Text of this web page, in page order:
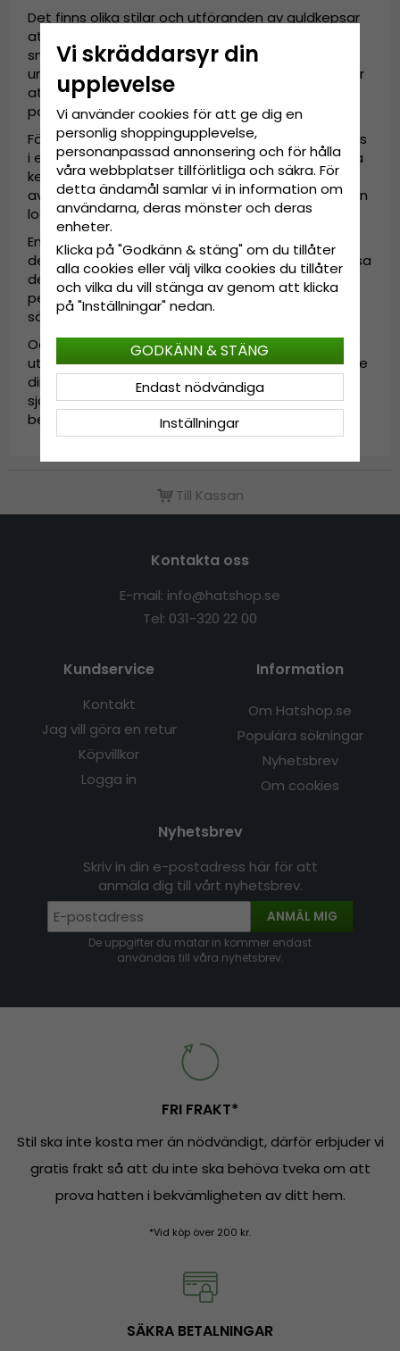
Det finns olika stilar och utföranden av guldkepsar
att välja mellan. En vanlig variant är den klassiska
snapback-kepsen, som ger en sportig och
ungdomlig look. Den har en justerbar rem baktill för
att passa de flesta huvudstorlekar och är ett
populärt val för både män och kvinnor.
För en mer sofistikerad stil kan du välja en guldkeps
i en mer avslappnad och mjukare passform. Dessa
kepsar har ofta en böjd skärm och en mer
avslappnad silhuett som ger en modern och stilren
look.
En annan trendig variant är guldkepsar med
detaljer som strass, broderier eller logotyper. Dessa
dekorativa element lägger till extra glamour och
personlighet till din keps, och kan vara ett utmärkt
sätt att uttrycka din unika stil.
Oavsett vilken stil du väljer är en guldkeps ett
utmärkt sätt att framhäva din personlighet och ge
din outfit en extra touch av lyx. Bär den med
självförtroende och var redo att dra till dig
beundrande blickar.
Till Kassan
Kontakta oss
E-mail: info@hatshop.se
Tel: 031-320 22 00
Kundservice
Kontakt
Jag vill göra en retur
Köpvillkor
Logga in
Information
Om Hatshop.se
Populära sökningar
Nyhetsbrev
Om cookies
Nyhetsbrev
Skriv in din e-postadress här för att
anmäla dig till vårt nyhetsbrev.
ANMÄL MIG
De uppgifter du matar in kommer endast
användas till våra nyhetsbrev.
FRI FRAKT*
Stil ska inte kosta mer än nödvändigt, därför erbjuder vi
gratis frakt så att du inte ska behöva tveka om att
prova hatten i bekvämligheten av ditt hem.
*Vid köp över 200 kr.
SÄKRA BETALNINGAR
Vi skräddarsyr din
upplevelse
Vi använder cookies för att ge dig en
personlig shoppingupplevelse,
personanpassad annonsering och för hålla
våra webbplatser tillförlitliga och säkra. För
detta ändamål samlar vi in information om
användarna, deras mönster och deras
enheter.
Klicka på "Godkänn & stäng" om du tillåter
alla cookies eller välj vilka cookies du tillåter
och vilka du vill stänga av genom att klicka
på "Inställningar" nedan.
Inställningar
Endast nödvändiga
GODKÄNN & STÄNG